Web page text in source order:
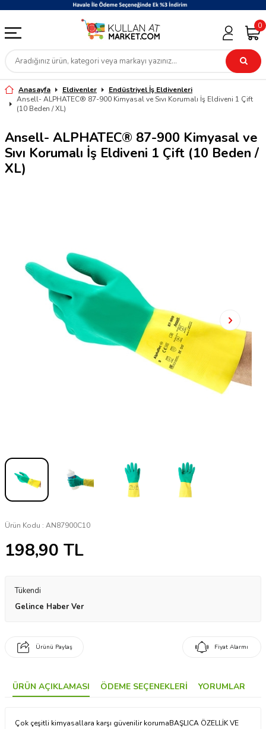
0
Anasayfa Eldivenler
Endüstriyel İş Eldivenleri
Ansell- ALPHATEC® 87-900 Kimyasal ve Sıvı Korumalı İş Eldiveni 1 Çift
(10 Beden / XL)
Ansell- ALPHATEC® 87-900 Kimyasal ve
Sıvı Korumalı İş Eldiveni 1 Çift (10 Beden /
XL)
Ürün Kodu : AN87900C10
198,90 TL
Tükendi
Gelince Haber Ver
Ürünü Paylaş Fiyat Alarmı
ÜRÜN AÇIKLAMASI ÖDEME SEÇENEKLERI YORUMLAR
Çok çeşitli kimyasallara karşı güvenilir korumaBAŞLICA ÖZELLİK VE